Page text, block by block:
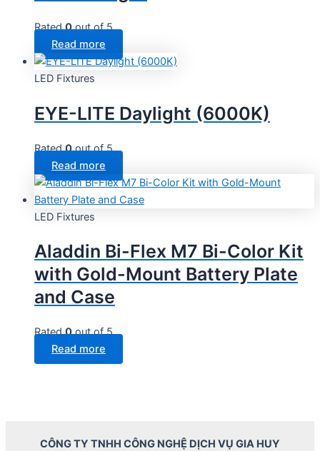
Rated0out of 5
Read more
LED Fixtures
EYE-LITE Daylight (6000K)
Rated0out of 5
Read more
LED Fixtures
Aladdin Bi-Flex M7 Bi-Color Kit
with Gold-Mount Battery Plate
and Case
Rated0out of 5
Read more
CÔNG TY TNHH CÔNG NGHỆ DỊCH VỤ GIA HUY